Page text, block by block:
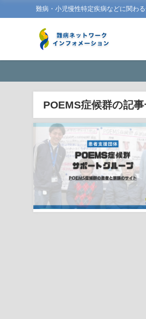
難病・小児慢性特定疾病などに関わ
POEMS症候群の記